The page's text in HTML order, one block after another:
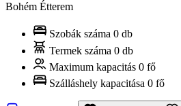
Bohém Étterem
Szobák száma 0 db
Termek száma 0 db
Maximum kapacitás 0 fő
Szálláshely kapacitása 0 fő